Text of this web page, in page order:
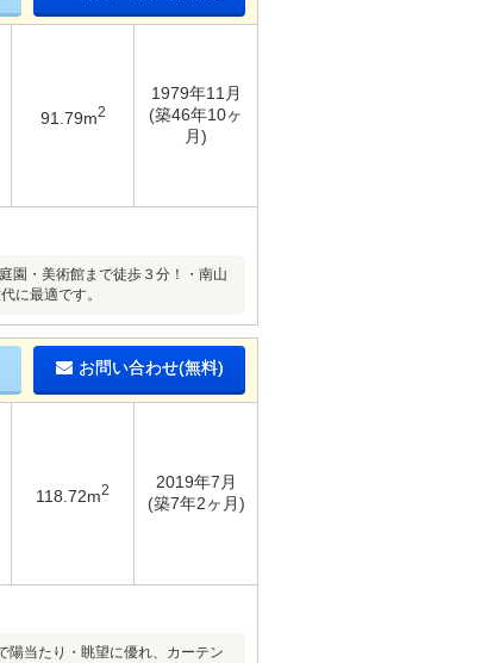
91.79m2
1979年11月
(築46年10ヶ
月)
・美術館まで徒歩３分！・南山
に最適です。
お問い合わせ(無料)
118.72m2
2019年7月
(築7年2ヶ月)
陽当たり・眺望に優れ、カーテン